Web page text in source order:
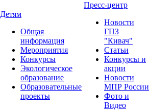
Детям
Общая
информация
Мероприятия
Конкурсы
Экологическое
образование
Образовательные
проекты
Пресс-центр
Новости
ГПЗ
"Кивач"
Статьи
Конкурсы и
акции
Новости
МПР России
Фото и
Видео